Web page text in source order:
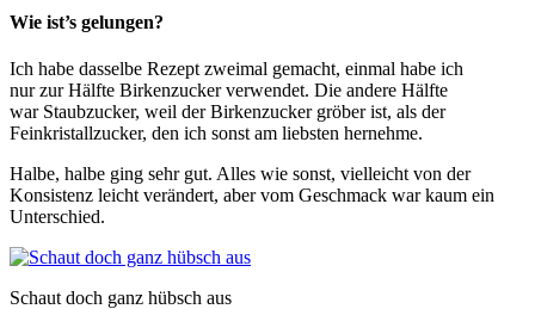
Wie ist’s gelungen?
Ich habe dasselbe Rezept zweimal gemacht, einmal habe ich
nur zur Hälfte Birkenzucker verwendet. Die andere Hälfte
war Staubzucker, weil der Birkenzucker gröber ist, als der
Feinkristallzucker, den ich sonst am liebsten hernehme.
Halbe, halbe ging sehr gut. Alles wie sonst, vielleicht von der
Konsistenz leicht verändert, aber vom Geschmack war kaum ein
Unterschied.
Schaut doch ganz hübsch aus